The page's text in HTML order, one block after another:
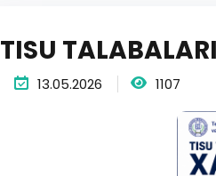
TISU
13.05.2026 1107